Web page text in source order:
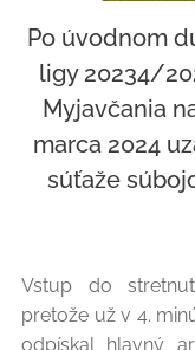
Po úvodnom
ligy 20234/
Myjavčania
marca 2024
súťaže
Vstup do
pretože už v 4.
odpískal hlavný